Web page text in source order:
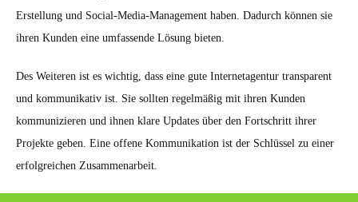
Erstellung und Social-Media-Management haben. Dadurch können sie
ihren Kunden eine umfassende Lösung bieten.
Des Weiteren ist es wichtig, dass eine gute Internetagentur transparent
und kommunikativ ist. Sie sollten regelmäßig mit ihren Kunden
kommunizieren und ihnen klare Updates über den Fortschritt ihrer
Projekte geben. Eine offene Kommunikation ist der Schlüssel zu einer
erfolgreichen Zusammenarbeit.